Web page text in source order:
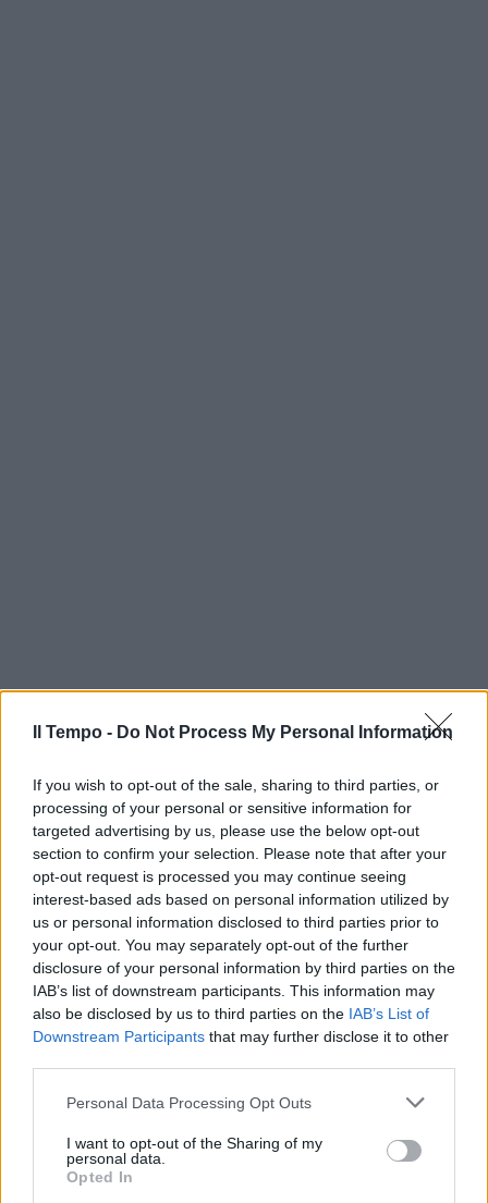
Il Tempo - Do Not Process My Personal Information
If you wish to opt-out of the sale, sharing to third parties, or
processing of your personal or sensitive information for
targeted advertising by us, please use the below opt-out
section to confirm your selection. Please note that after your
opt-out request is processed you may continue seeing
interest-based ads based on personal information utilized by
us or personal information disclosed to third parties prior to
your opt-out. You may separately opt-out of the further
disclosure of your personal information by third parties on the
IAB’s list of downstream participants. This information may
also be disclosed by us to third parties on the IAB’s List of
Downstream Participants that may further disclose it to other
Personal Data Processing Opt Outs
I want to opt-out of the Sharing of my
personal data.
Opted In